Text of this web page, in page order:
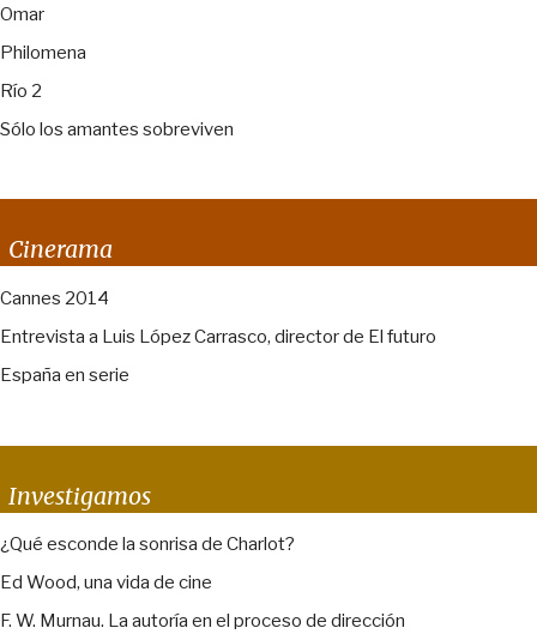
Omar
Philomena
Río 2
Sólo los amantes sobreviven
Cinerama
Cannes 2014
Entrevista a Luis López Carrasco, director de El futuro
España en serie
Investigamos
¿Qué esconde la sonrisa de Charlot?
Ed Wood, una vida de cine
F. W. Murnau. La autoría en el proceso de dirección